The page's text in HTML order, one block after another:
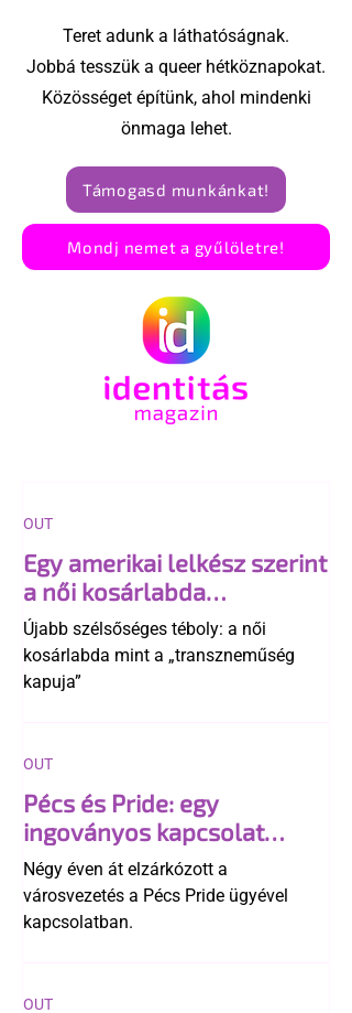
Teret adunk a láthatóságnak.
Jobbá tesszük a queer hétköznapokat.
Közösséget építünk, ahol mindenki
önmaga lehet.
Támogasd munkánkat!
Mondj nemet a gyűlöletre!
Egy amerikai lelkész szerint
a női kosárlabda
transzneműséghez vezet
Újabb szélsőséges téboly: a női
kosárlabda mint a „transzneműség
kapuja”
OUT
Pécs és Pride: egy
ingoványos kapcsolat
története
Négy éven át elzárkózott a
városvezetés a Pécs Pride ügyével
kapcsolatban.
OUT
OUT